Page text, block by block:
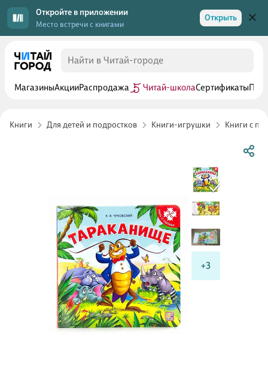
Откройте в приложении
Место встречи с книгами
Открыть
МагазиныАкцииРаспродажа Читай-школаСертификаты
Книги Для детей и подростков Книги-игрушки Книги с
+3